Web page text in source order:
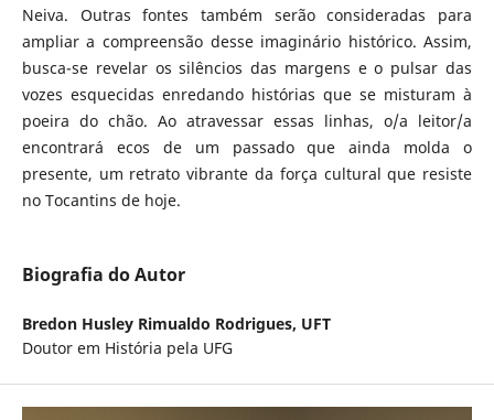
Neiva. Outras fontes também serão consideradas para
ampliar a compreensão desse imaginário histórico. Assim,
busca-se revelar os silêncios das margens e o pulsar das
vozes esquecidas enredando histórias que se misturam à
poeira do chão. Ao atravessar essas linhas, o/a leitor/a
encontrará ecos de um passado que ainda molda o
presente, um retrato vibrante da força cultural que resiste
no Tocantins de hoje.
Biografia do Autor
Bredon Husley Rimualdo Rodrigues, UFT
Doutor em História pela UFG